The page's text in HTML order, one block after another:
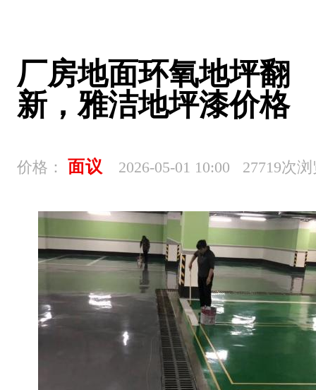
厂房地面环氧地坪翻
新，雅洁地坪漆价格
价格： 面议 2026-05-01 10:00 27719次